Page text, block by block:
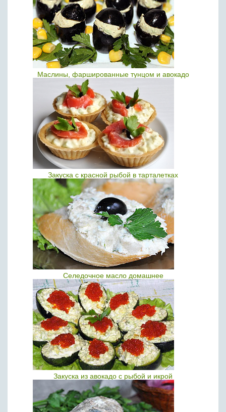
Маслины, фаршированные тунцом и авокадо
Закуска с красной рыбой в тарталетках
Селедочное масло домашнее
Закуска из авокадо с рыбой и икрой